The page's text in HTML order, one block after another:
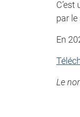
par
En
Le